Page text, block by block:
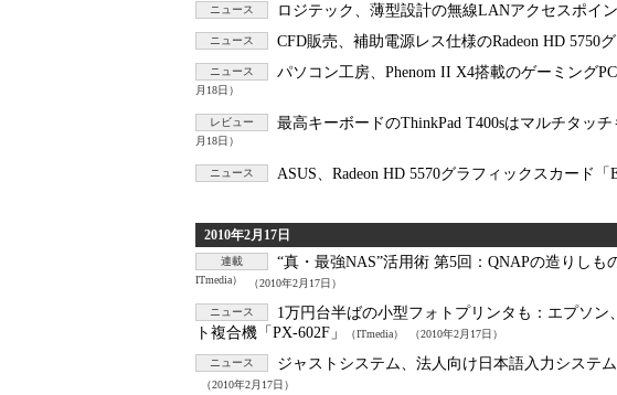
ニュース ロジテック、薄型設計の無線LANアクセスポイ
ニュース CFD販売、補助電源レス仕様のRadeon HD 5750
ニュース パソコン工房、Phenom II X4搭載のゲーミングPC
月18日）
レビュー 最高キーボードのThinkPad T400sはマルチタッチ
月18日）
ニュース ASUS、Radeon HD 5570グラフィックスカード「
2010年2月17日
連載 “真・最強NAS”活用術 第5回： QNAPの造りしも
ITmedia） （2010年2月17日）
ニュース 1万円台半ばの小型フォトプリンタも： エプソン
ト複合機「PX-602F」
（ITmedia） （2010年2月17日）
ニュース ジャストシステム、法人向け日本語入力システ
（2010年2月17日）